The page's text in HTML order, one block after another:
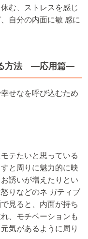
む、ストレスを感じ
自分の内面に敏 感に
方法 ―応用篇―
せなを呼び込むため
テたいと思っている
と周りに魅力的に映
誘いが増えたりとい
りなどのネ ガティブ
見ると、内面が持ち
、モチベーションも
気があるように周り